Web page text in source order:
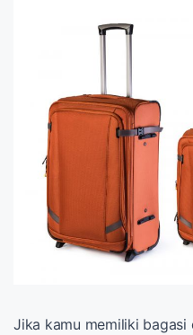
Jika kamu memiliki bagasi